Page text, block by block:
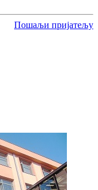
Пошаљи пријатељу